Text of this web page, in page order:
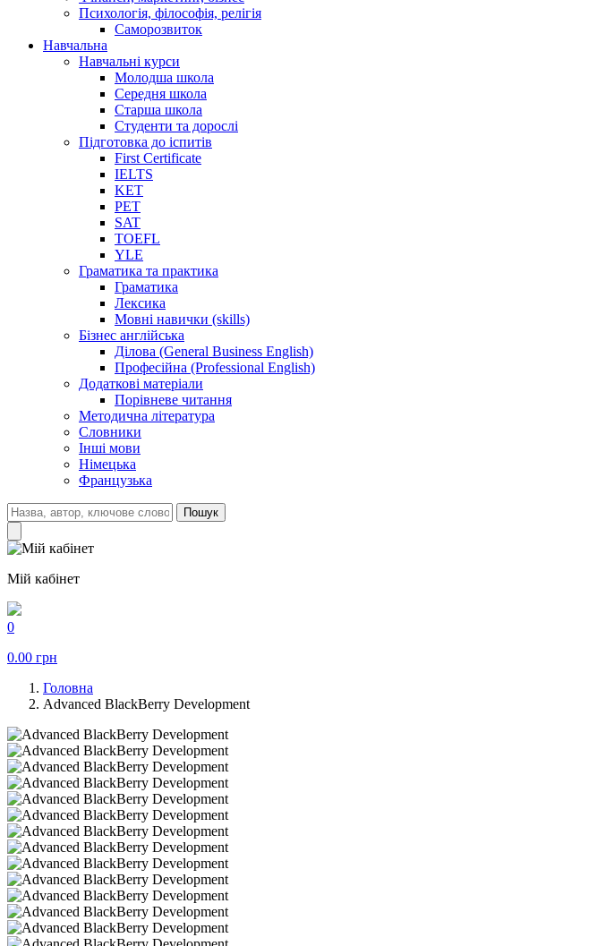
Психологія, філософія, релігія
Саморозвиток
Навчальна
Навчальні курси
Молодша школа
Середня школа
Старша школа
Студенти та дорослі
Підготовка до іспитів
First Certificate
IELTS
KET
PET
SAT
TOEFL
YLE
Граматика та практика
Граматика
Лексика
Мовні навички (skills)
Бізнес англійська
Ділова (General Business English)
Професійна (Professional English)
Додаткові матеріали
Порівневе читання
Методична література
Словники
Інші мови
Німецька
Французька
Пошук
Мій кабінет
0
0.00 грн
Головна
Advanced BlackBerry Development